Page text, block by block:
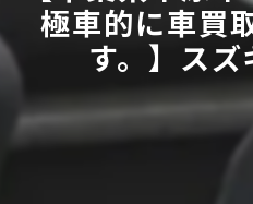
極車的に車買
す。】ス